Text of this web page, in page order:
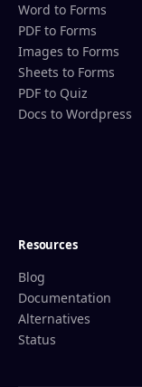
Word to Forms
PDF to Forms
Images to Forms
Sheets to Forms
PDF to Quiz
Docs to Wordpress
Resources
Blog
Documentation
Alternatives
Status